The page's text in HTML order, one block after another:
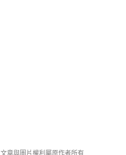
文章與圖片權利屬原作者所有